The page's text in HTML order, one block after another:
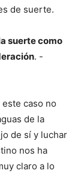
de suerte.
suerte como
. -
caso no
de la
de sí y luchar
nos ha
claro a lo